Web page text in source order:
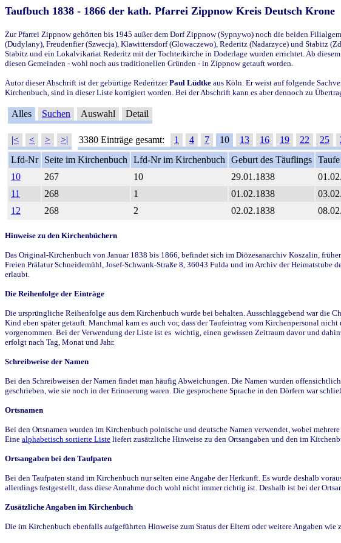
Taufbuch 1838 - 1866 der kath. Pfarrei Zippnow Kreis Deutsch Krone
Zur Pfarrei Zippnow gehörten bis 1945 außer dem Dorf Zippnow (Sypnywo) noch die beiden
(Dudylany), Freudenfier (Szwecja), Klawittersdorf (Glowaczewo), Rederitz (Nadarzyce) und Stabitz
Stabitz und ein Lokalvikariat Rederitz mit der Tochterkirche in Doderlage wurden errichtet. Ab
diesen Gemeinden - wohl noch aus traditionellen Gründen - in Zippnow getauft worden.
Autor dieser Abschrift ist der gebürtige RederitzerPaul Lüdtke aus Köln. Er weist auf folgende
Kirchenbuch, sind in dieser Liste korrigiert worden. Bei der Abschrift kann es aber dennoch zu
Alles Suchen Auswahl Detail
|< < > >| 3380 Einträge gesamt: 1 4 7 10 13 16 19 22 25
Lfd-Nr
Seite im Kirchenbuch Lfd-Nr im Kirchenbuch Geburt des Täuflings
10
267 10 29.01.1838
11
268 1 01.02.1838
12
268 2 02.02.1838
Hinweise zu den Kirchenbüchern
Das Original-Kirchenbuch von Januar 1838 bis 1866, befindet sich im Diözesanarchiv Koszalin,
Freien Prälatur Schneidemühl, Josef-Schwank-Straße 8, 36043 Fulda und im Archiv der
erlaubt.
Die Reihenfolge der Einträge
Die ursprüngliche Reihenfolge aus dem Kirchenbuch wurde bei behalten. Ausschlaggebend war die
Kind eben später getauft. Manchmal kam es auch vor, dass der Taufeintrag vom Kirchenpersonal
vorgenommen. Bei der Verwendung der Liste ist es wichtig, einen gewissen Zeitraum davor und
erfolgt nach Tag, Monat und Jahr.
Schreibweise der Namen
Bei den Schreibweisen der Namen findet man häufig Abweichungen. Die Namen wurden
geschrieben, wie sie noch in der Erinnerung waren. Die gesprochene Sprache in den Dörfern war
Ortsnamen
Bei den Ortsnamen wurden im Kirchenbuch polnische und deutsche Namen verwendet, wobei
Eine alphabetisch sortierte Liste liefert zusätzliche Hinweise zu den Ortsangaben und den im
Ortsangaben bei den Taufpaten
Bei den Taufpaten stand im Kirchenbuch nur selten eine Angabe der Herkunft. Es wurde deshalb
allerdings festgestellt, dass diese Annahme doch wohl nicht immer richtig ist. Deshalb ist bei der
Zusätzliche Angaben im Kirchenbuch
Die im Kirchenbuch ebenfalls aufgeführten Hinweise zum Status der Eltern oder weitere Angaben wie